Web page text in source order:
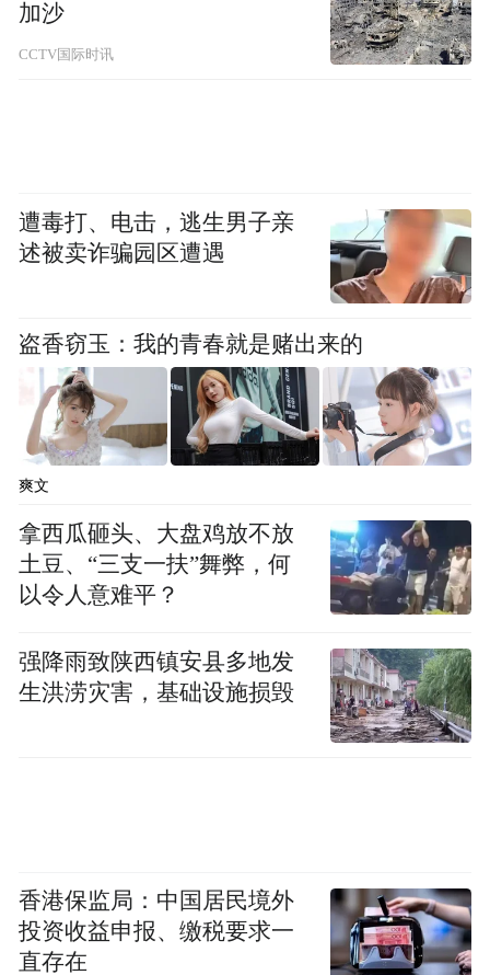
“总统府”公布的赖和基金会出品的版本。
学者再批：错、错、错，连三错
面对“总统府”的“辩称无误”，又有台湾学者
发文再次指出错误。东华大学教授、作家须
文蔚在脸书贴文指出，“总统府”原本说依据
手稿，后来拿出的是赖和基金会出版品的印
刷文字，多方比对就知道，该事件乃是“错、
错、错，连三错。”
须文蔚说，应该是“总统府”引用的书籍出版时打错字
了。
加沙
CCTV国际时讯
遭毒打、电击，逃生男子亲
述被卖诈骗园区遭遇
盗香窃玉：我的青春就是赌出来的
爽文
拿西瓜砸头、大盘鸡放不放
土豆、“三支一扶”舞弊，何
以令人意难平？
强降雨致陕西镇安县多地发
生洪涝灾害，基础设施损毁
香港保监局：中国居民境外
投资收益申报、缴税要求一
直存在